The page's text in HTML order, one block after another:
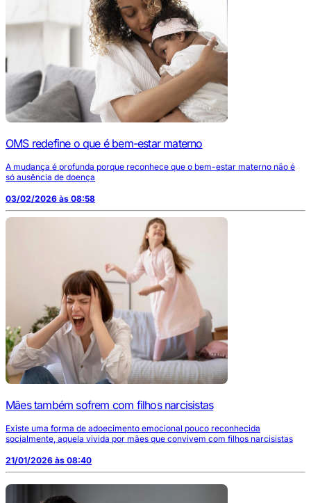
OMS redefine o que é bem-estar materno
A mudança é profunda porque reconhece que o bem-estar materno não é
só ausência de doença
03/02/2026 às 08:58
Mães também sofrem com filhos narcisistas
Existe uma forma de adoecimento emocional pouco reconhecida
socialmente, aquela vivida por mães que convivem com filhos narcisistas
21/01/2026 às 08:40